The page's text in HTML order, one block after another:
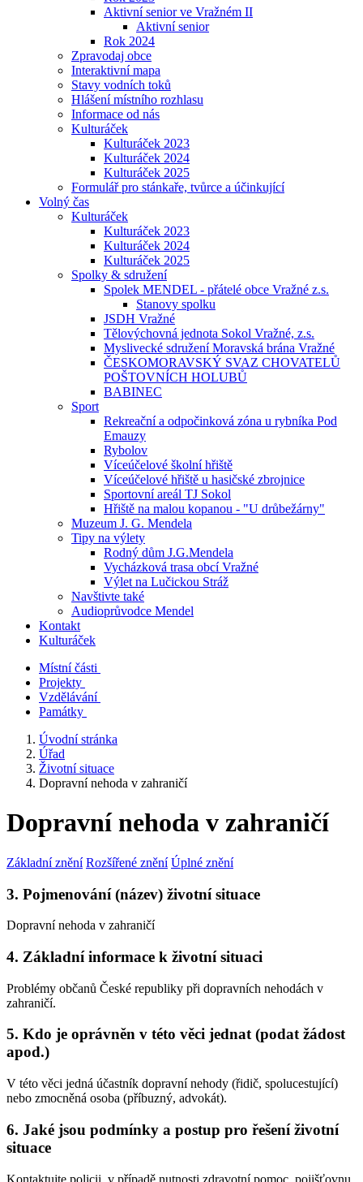
Aktivní senior ve Vražném II
Aktivní senior
Rok 2024
Zpravodaj obce
Interaktivní mapa
Stavy vodních toků
Hlášení místního rozhlasu
Informace od nás
Kulturáček
Kulturáček 2023
Kulturáček 2024
Kulturáček 2025
Formulář pro stánkaře, tvůrce a účinkující
Volný čas
Kulturáček
Kulturáček 2023
Kulturáček 2024
Kulturáček 2025
Spolky & sdružení
Spolek MENDEL - přátelé obce Vražné z.s.
Stanovy spolku
JSDH Vražné
Tělovýchovná jednota Sokol Vražné, z.s.
Myslivecké sdružení Moravská brána Vražné
ČESKOMORAVSKÝ SVAZ CHOVATELŮ
POŠTOVNÍCH HOLUBŮ
BABINEC
Sport
Rekreační a odpočinková zóna u rybníka Pod
Emauzy
Rybolov
Víceúčelové školní hřiště
Víceúčelové hřiště u hasičské zbrojnice
Sportovní areál TJ Sokol
Hřiště na malou kopanou - "U drůbežárny"
Muzeum J. G. Mendela
Tipy na výlety
Rodný dům J.G.Mendela
Vycházková trasa obcí Vražné
Výlet na Lučickou Stráž
Navštivte také
Audioprůvodce Mendel
Kontakt
Kulturáček
Místní části
Projekty
Vzdělávání
Památky
Úvodní stránka
Úřad
Životní situace
Dopravní nehoda v zahraničí
Dopravní nehoda v zahraničí
Základní znění Rozšířené znění Úplné znění
3. Pojmenování (název) životní situace
Dopravní nehoda v zahraničí
4. Základní informace k životní situaci
Problémy občanů České republiky při dopravních nehodách v
zahraničí.
5. Kdo je oprávněn v této věci jednat (podat žádost
apod.)
V této věci jedná účastník dopravní nehody (řidič, spolucestující)
nebo zmocněná osoba (příbuzný, advokát).
6. Jaké jsou podmínky a postup pro řešení životní
situace
Kontaktujte policii, v případě nutnosti zdravotní pomoc, pojišťovnu